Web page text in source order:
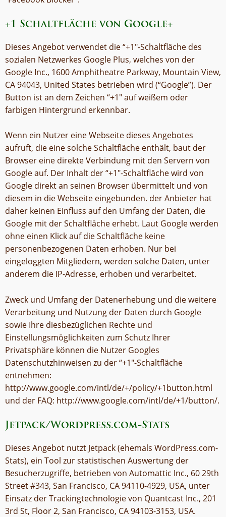
+1 Schaltfläche von Google+
Dieses Angebot verwendet die “+1″-Schaltfläche des
sozialen Netzwerkes Google Plus, welches von der
Google Inc., 1600 Amphitheatre Parkway, Mountain View,
CA 94043, United States betrieben wird (“Google”). Der
Button ist an dem Zeichen “+1″ auf weißem oder
farbigen Hintergrund erkennbar.
Wenn ein Nutzer eine Webseite dieses Angebotes
aufruft, die eine solche Schaltfläche enthält, baut der
Browser eine direkte Verbindung mit den Servern von
Google auf. Der Inhalt der “+1″-Schaltfläche wird von
Google direkt an seinen Browser übermittelt und von
diesem in die Webseite eingebunden. der Anbieter hat
daher keinen Einfluss auf den Umfang der Daten, die
Google mit der Schaltfläche erhebt. Laut Google werden
ohne einen Klick auf die Schaltfläche keine
personenbezogenen Daten erhoben. Nur bei
eingeloggten Mitgliedern, werden solche Daten, unter
anderem die IP-Adresse, erhoben und verarbeitet.
Zweck und Umfang der Datenerhebung und die weitere
Verarbeitung und Nutzung der Daten durch Google
sowie Ihre diesbezüglichen Rechte und
Einstellungsmöglichkeiten zum Schutz Ihrer
Privatsphäre können die Nutzer Googles
Datenschutzhinweisen zu der “+1″-Schaltfläche
entnehmen:
http://www.google.com/intl/de/+/policy/+1button.html
und der FAQ: http://www.google.com/intl/de/+1/button/.
Jetpack/Wordpress.com-Stats
Dieses Angebot nutzt Jetpack (ehemals WordPress.com-
Stats), ein Tool zur statistischen Auswertung der
Besucherzugriffe, betrieben von Automattic Inc., 60 29th
Street #343, San Francisco, CA 94110-4929, USA, unter
Einsatz der Trackingtechnologie von Quantcast Inc., 201
3rd St, Floor 2, San Francisco, CA 94103-3153, USA.